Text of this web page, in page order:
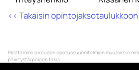
<< Takaisin opintojaksotaulukkoon
Pidätämme oikeuden opetussuunnitelmien muutoksiin
päivitystarpeiden takia.